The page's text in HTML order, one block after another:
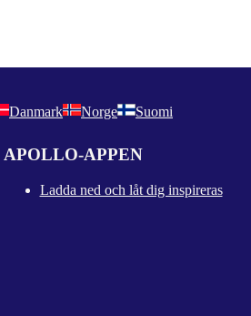
Danmark Norge Suomi
APOLLO-APPEN
Ladda ned och låt dig inspireras